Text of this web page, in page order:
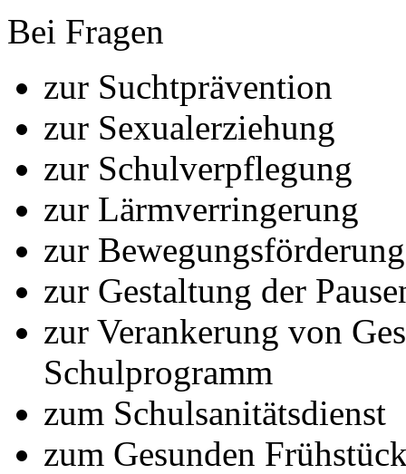
Bei Fragen
zur Suchtprävention
zur Sexualerziehung
zur Schulverpflegung
zur Lärmverringerung
zur Bewegungsförderung
zur Gestaltung der
zur Verankerung von
Schulprogramm
zum Schulsanitätsdienst
zum Gesunden